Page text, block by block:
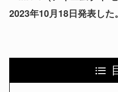
2023年10月18日発表した。